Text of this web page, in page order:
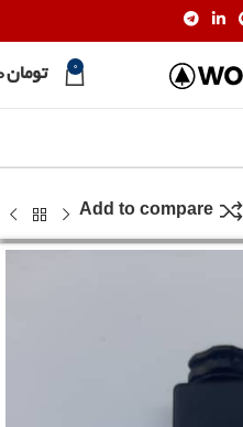
0 تومان
Add to compare